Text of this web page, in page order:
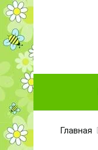
Главная